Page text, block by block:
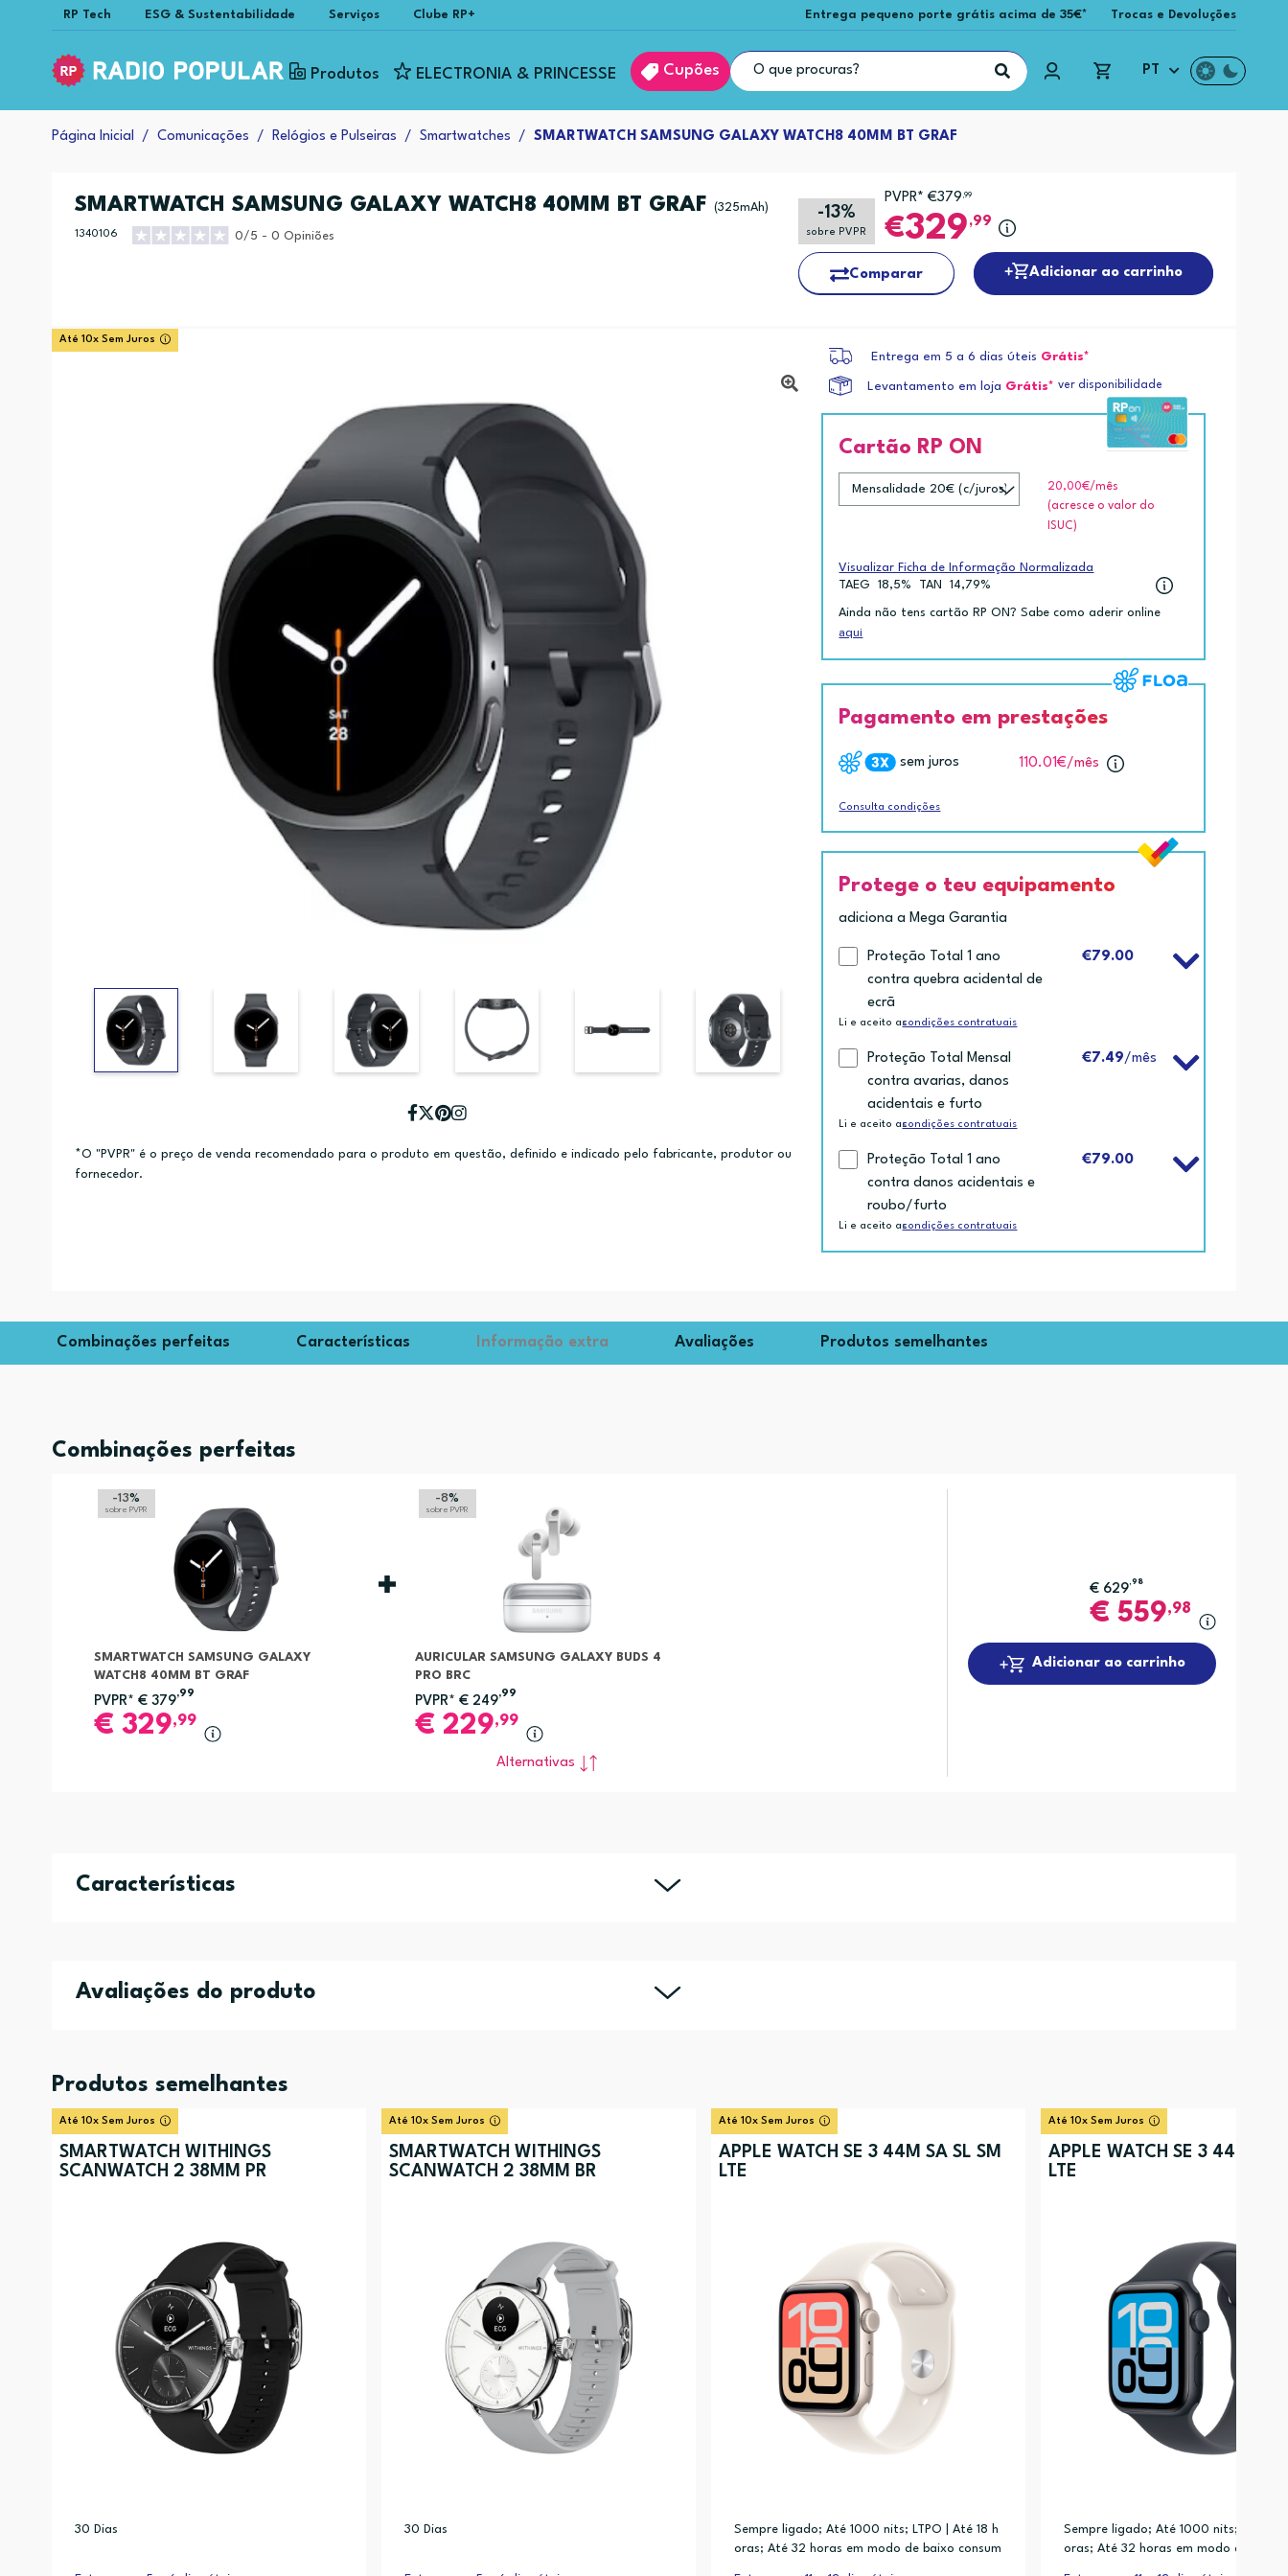
RP Tech ESG & Sustentabilidade Serviços Clube RP+ Entrega pequeno porte grátis acima de 35€* Trocas e Devoluções
Produtos ELECTRONIA & PRINCESSE Cupões PT
Página Inicial Comunicações Relógios e Pulseiras Smartwatches SMARTWATCH SAMSUNG GALAXY WATCH8 40MM BT GRAF
SMARTWATCH SAMSUNG GALAXY WATCH8 40MM BT GRAF (325mAh)
1340106 0/5 - 0 Opiniões
-13%
sobre PVPR
PVPR* €379 ,99
329 ,99
Comparar Adicionar ao carrinho
Até 10x Sem Juros
*O "PVPR" é o preço de venda recomendado para o produto em questão, definido e indicado pelo fabricante, produtor ou
fornecedor.
Entrega em 5 a 6 dias úteis Grátis*
Levantamento em loja Grátis* ver disponibilidade
Cartão RP ON
20,00€/mês
(acresce o valor do
ISUC)
Visualizar Ficha de Informação Normalizada
TAEG
18,5% TAN 14,79%
Ainda não tens cartão RP ON? Sabe como aderir online
aqui
Pagamento em prestações
sem juros 110.01€/mês
Consulta condições
Protege o teu equipamento
adiciona a Mega Garantia
Proteção Total 1 ano
contra quebra acidental de
ecrã
€79.00
Li e aceito ascondições contratuais
Proteção Total Mensal
contra avarias, danos
acidentais e furto
€7.49/mês
Li e aceito ascondições contratuais
Proteção Total 1 ano
contra danos acidentais e
roubo/furto
€79.00
Li e aceito ascondições contratuais
Combinações perfeitas Características Informação extra Avaliações Produtos semelhantes
Combinações perfeitas
-13%
sobre PVPR
SMARTWATCH SAMSUNG GALAXY
WATCH8 40MM BT GRAF
PVPR* € 379
,99
€ 329,99
-8%
sobre PVPR
AURICULAR SAMSUNG GALAXY BUDS 4
PRO BRC
PVPR* € 249
,99
€ 229,99
Alternativas
€ 629,98
€559,98
Adicionar ao carrinho
Características
Avaliações do produto
Produtos semelhantes
Até 10x Sem Juros
SMARTWATCH WITHINGS
SCANWATCH 2 38MM PR
30 Dias
Até 10x Sem Juros
SMARTWATCH WITHINGS
SCANWATCH 2 38MM BR
30 Dias
Até 10x Sem Juros
APPLE WATCH SE 3 44M SA SL SM
LTE
Sempre ligado; Até 1000 nits; LTPO | Até 18 h
oras; Até 32 horas em modo de baixo consum
Até 10x Sem Juros
APPLE WATCH SE 3 44M MD
LTE
Sempre ligado; Até 1000 nits; LTPO |
oras; Até 32 horas em modo de baixo